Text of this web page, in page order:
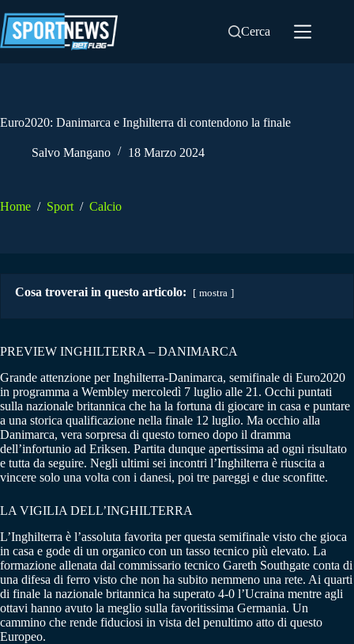
al
contenuto
Cerca
Euro2020: Danimarca e Inghilterra di contendono la finale
Salvo Mangano 18 Marzo 2024
Home / Sport / Calcio
Cosa troverai in questo articolo: mostra
PREVIEW INGHILTERRA – DANIMARCA
Grande attenzione per Inghilterra-Danimarca, semifinale di Euro2020
in programma a Wembley mercoledì 7 luglio alle 21. Occhi puntati
sulla nazionale britannica che ha la fortuna di giocare in casa e puntare
a una storica qualificazione nella finale 12 luglio. Ma occhio alla
Danimarca, vera sorpresa di questo torneo dopo il dramma
dell’infortunio ad Eriksen. Partita dunque apertissima ad ogni risultato
e tutta da seguire. Negli ultimi sei incontri l’Inghilterra è riuscita a
vincere solo una volta con i danesi, poi tre pareggi e due sconfitte.
LA VIGILIA DELL’INGHILTERRA
L’Inghilterra è l’assoluta favorita per questa semifinale visto che gioca
in casa e gode di un organico con un tasso tecnico più elevato. La
formazione allenata dal commissario tecnico Gareth Southgate conta di
una difesa di ferro visto che non ha subito nemmeno una rete. Ai quarti
di finale la nazionale britannica ha superato 4-0 l’Ucraina mentre agli
ottavi hanno avuto la meglio sulla favoritissima Germania. Un
cammino che rende fiduciosi in vista del penultimo atto di questo
Europeo.